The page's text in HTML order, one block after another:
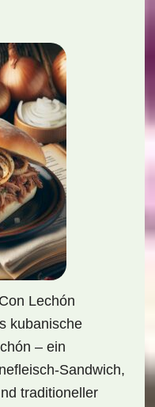
Lechón
kubanische
– ein
Sandwich,
traditioneller